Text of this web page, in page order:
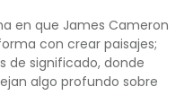
en que James Cameron
con crear paisajes;
de significado, donde
algo profundo sobre